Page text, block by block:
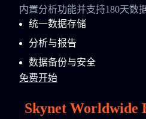
内置分析功能并支持180天数
统一数据存储
分析与报告
数据备份与安全
免费开始
Skynet Worldwide